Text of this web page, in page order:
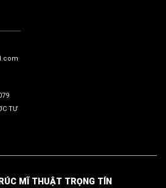
TƯ
MĨ THUẬT TRỌNG TÍN